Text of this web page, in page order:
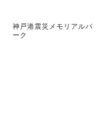
神戸港震災メモリアルパ
ーク